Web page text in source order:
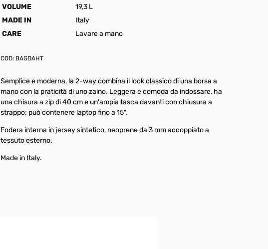
VOLUME
19,3 L
MADE IN
Italy
CARE
Lavare a mano
COD: BAGDAHT
Semplice e moderna, la 2-way combina il look classico di una borsa a
mano con la praticità di uno zaino. Leggera e comoda da indossare, ha
una chisura a zip di 40 cm e un'ampia tasca davanti con chiusura a
strappo; può contenere laptop fino a 15".
Fodera interna in jersey sintetico, neoprene da 3 mm accoppiato a
tessuto esterno.
Made in Italy.